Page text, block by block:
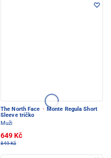
The North Face · Monte Regula Short
Sleeve tričko
Muži
649 Kč
849 Kč